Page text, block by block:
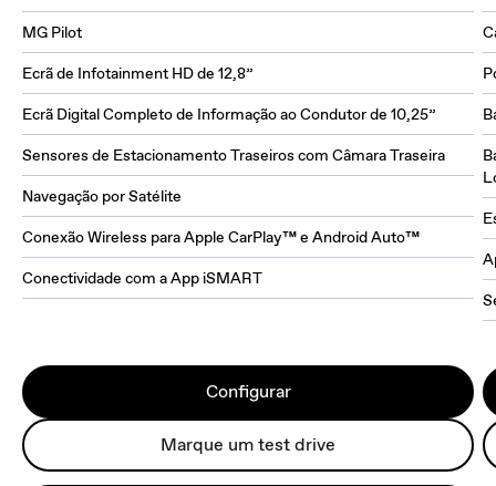
MG Pilot
Ecrã de Infotainment HD de 12,8”
Ecrã Digital Completo de Informação ao Condutor de 10,25”
Sensores de Estacionamento Traseiros com Câmara Traseira
Navegação por Satélite
Conexão Wireless para Apple CarPlay™ e Android Auto™
Conectividade com a App iSMART
Configurar
Marque um test drive